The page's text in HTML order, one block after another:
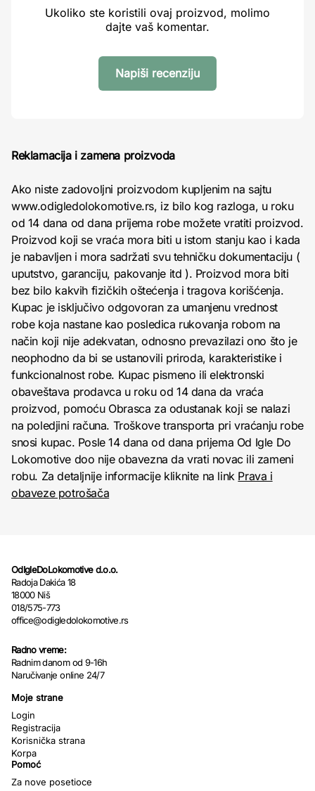
Ukoliko ste koristili ovaj proizvod, molimo
dajte vaš komentar.
Napiši recenziju
Reklamacija i zamena proizvoda
Ako niste zadovoljni proizvodom kupljenim na sajtu
www.odigledolokomotive.rs, iz bilo kog razloga, u roku
od 14 dana od dana prijema robe možete vratiti proizvod.
Proizvod koji se vraća mora biti u istom stanju kao i kada
je nabavljen i mora sadržati svu tehničku dokumentaciju (
uputstvo, garanciju, pakovanje itd ). Proizvod mora biti
bez bilo kakvih fizičkih oštećenja i tragova korišćenja.
Kupac je isključivo odgovoran za umanjenu vrednost
robe koja nastane kao posledica rukovanja robom na
način koji nije adekvatan, odnosno prevazilazi ono što je
neophodno da bi se ustanovili priroda, karakteristike i
funkcionalnost robe. Kupac pismeno ili elektronski
obaveštava prodavca u roku od 14 dana da vraća
proizvod, pomoću Obrasca za odustanak koji se nalazi
na poledjini računa. Troškove transporta pri vraćanju robe
snosi kupac. Posle 14 dana od dana prijema Od Igle Do
Lokomotive doo nije obavezna da vrati novac ili zameni
robu. Za detaljnije informacije kliknite na link Prava i
obaveze potrošača
OdIgleDoLokomotive d.o.o.
Radoja Dakića 18
18000 Niš
018/575-773
office@odigledolokomotive.rs
Radno vreme:
Radnim danom od 9-16h
Naručivanje online 24/7
Moje strane
Login
Registracija
Korisnička strana
Korpa
Pomoć
Za nove posetioce